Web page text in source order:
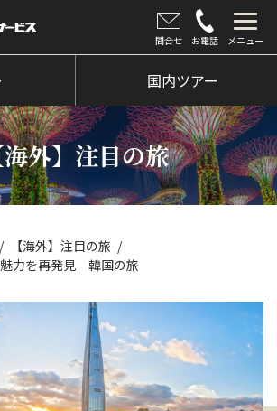
問合せ お電話 メニュー
国内ツアー
海外】注目の旅
【海外】注目の旅
魅力を再発見 韓国の旅